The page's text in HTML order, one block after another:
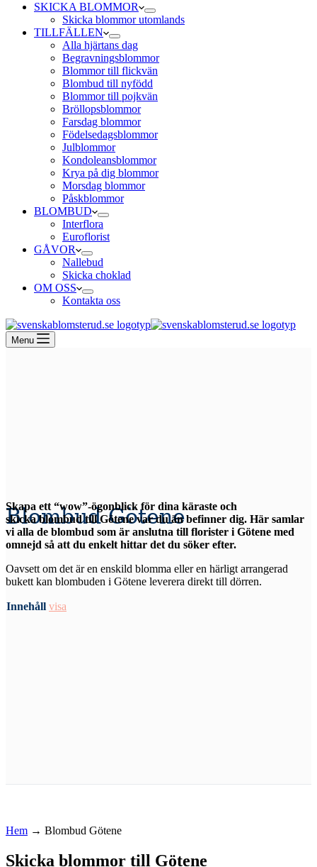
SKICKA BLOMMOR
Skicka blommor utomlands
TILLFÄLLEN
Alla hjärtans dag
Begravningsblommor
Blommor till flickvän
Blombud till nyfödd
Blommor till pojkvän
Bröllopsblommor
Farsdag blommor
Födelsedagsblommor
Julblommor
Kondoleansblommor
Krya på dig blommor
Morsdag blommor
Påskblommor
BLOMBUD
Interflora
Euroflorist
GÅVOR
Nallebud
Skicka choklad
OM OSS
Kontakta oss
Menu
Blombud Götene
Skapa ett “wow”-ögonblick för dina käraste och
skicka blombud till Götene var du än befinner dig. Här samlar
vi alla de blombud som är anslutna till florister i Götene med
omnejd så att du enkelt hittar det du söker efter.
Oavsett om det är en enskild blomma eller en härligt arrangerad
bukett kan blombuden i Götene leverera direkt till dörren.
Innehåll visa
Hem → Blombud Götene
Skicka blommor till Götene